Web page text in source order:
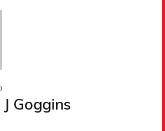
Goggins